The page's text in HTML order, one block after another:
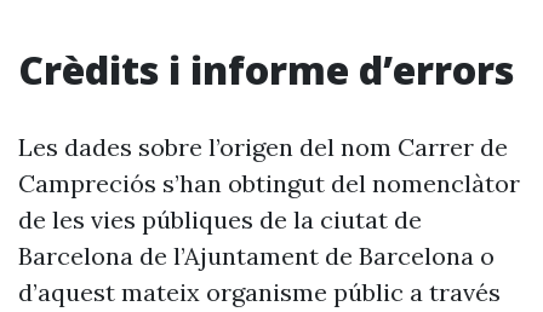
Crèdits i informe d’errors
Les dades sobre l’origen del nom Carrer de
Campreciós s’han obtingut del nomenclàtor
de les vies públiques de la ciutat de
Barcelona de l’Ajuntament de Barcelona o
d’aquest mateix organisme públic a través